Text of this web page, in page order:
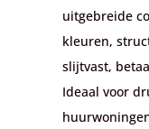
uitgebreide
kleuren,
slijtvast,
Ideaal voor